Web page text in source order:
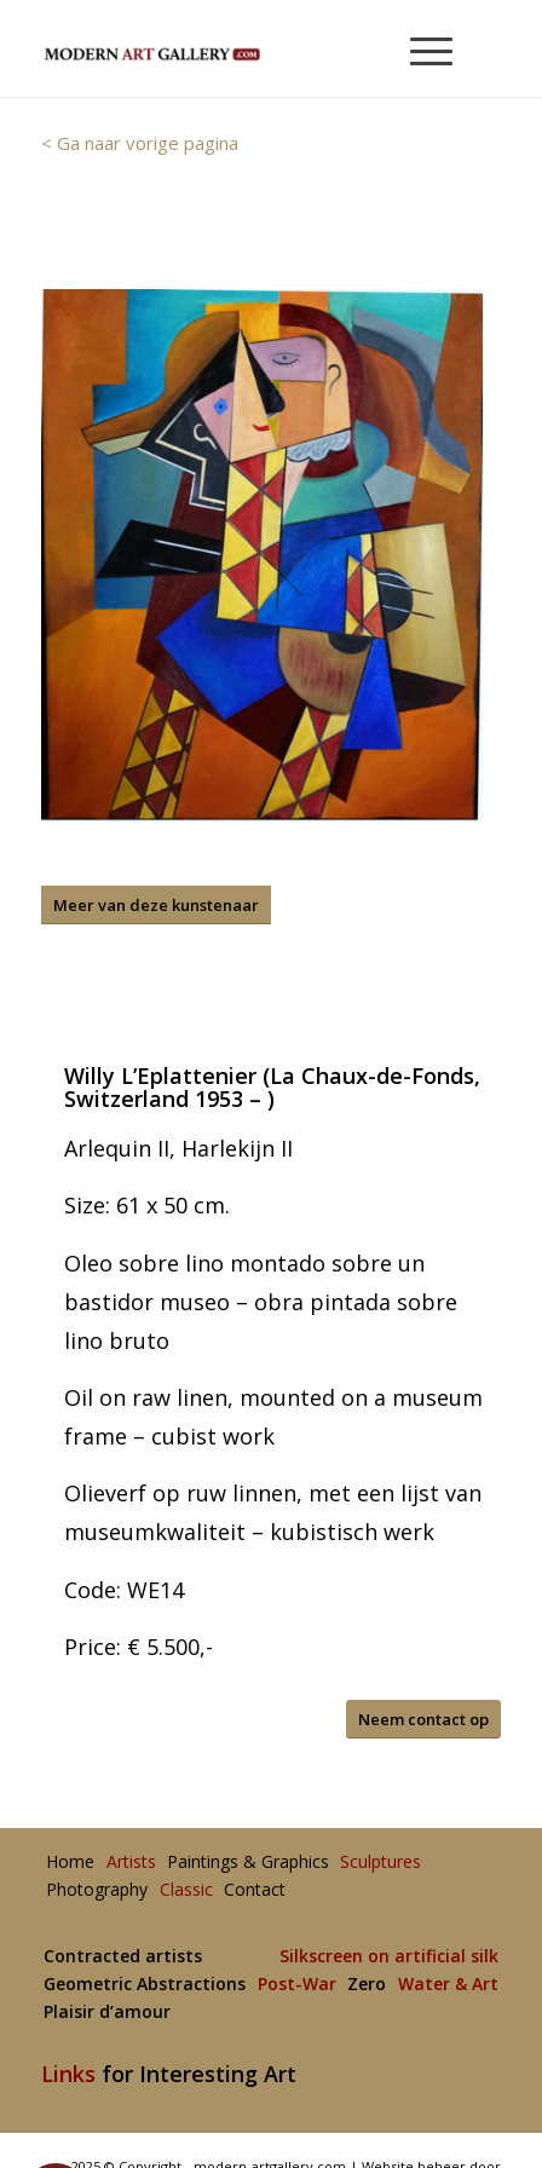
< Ga naar vorige pagina
Meer van deze kunstenaar
Willy L’Eplattenier (La Chaux-de-Fonds,
Switzerland 1953 – )
Arlequin II, Harlekijn II
Size: 61 x 50 cm.
Oleo sobre lino montado sobre un
bastidor museo – obra pintada sobre
lino bruto
Oil on raw linen, mounted on a museum
frame – cubist work
Olieverf op ruw linnen, met een lijst van
museumkwaliteit – kubistisch werk
Code: WE14
Price: € 5.500,-
Neem contact op
Home Artists Paintings & Graphics Sculptures
Photography Classic Contact
Contracted artists
Silkscreen on artificial silk
Geometric Abstractions
Post-War Zero Water & Art
Plaisir d’amour
Links for Interesting Art